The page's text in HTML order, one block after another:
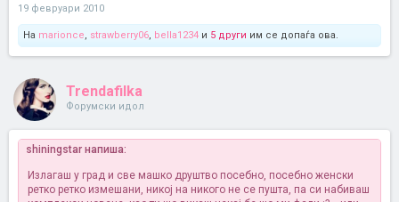
19 февруари 2010
На marionce, strawberry06, bella1234 и 5 други им се допаѓа ова.
Trendafilka
Форумски идол
shiningstar напиша:
Излагаш у град и све машко друштво посебно, посебно женски
ретко ретко измешани, никој на никого не се пушта, па си набиваш